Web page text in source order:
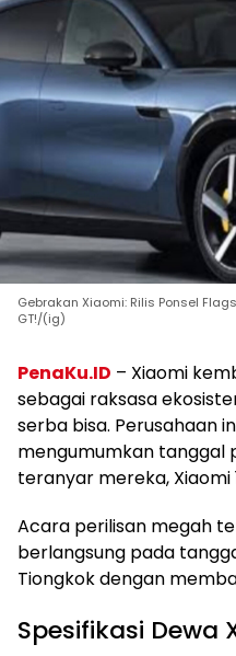
Gebrakan Xiaomi: Rilis Ponsel
GT!/(ig)
PenaKu.ID – Xiaomi
sebagai raksasa
serba bisa. Perusahaan
mengumumkan tanggal
teranyar mereka, Xiaomi
Acara perilisan megah
berlangsung pada
Tiongkok dengan
Spesifikasi Dewa